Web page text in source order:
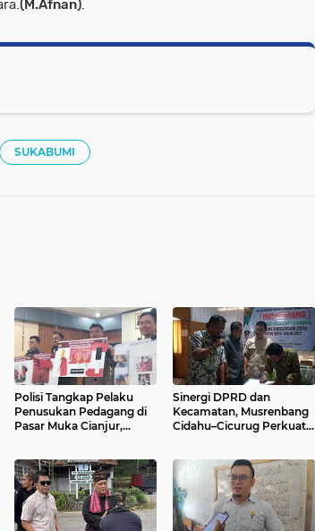
(M.Afnan).
SUKABUMI
Polisi Tangkap Pelaku
Penusukan Pedagang di
Pasar Muka Cianjur,
Sinergi DPRD dan
Kecamatan, Musrenbang
Cidahu–Cicurug Perkuat